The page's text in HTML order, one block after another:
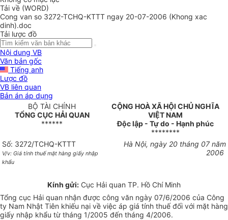
Tải về (WORD)
Cong van so 3272-TCHQ-KTTT ngay 20-07-2006 (Khong xac
dinh).doc
Tải lược đồ
Nội dung VB
Văn bản gốc
Tiếng anh
Lược đồ
VB liên quan
Bản án áp dụng
BỘ TÀI CHÍNH
TỔNG CỤC HẢI QUAN
******
CỘNG HOÀ XÃ HỘI CHỦ NGHĨA
VIỆT NAM
Độc lập - Tự do - Hạnh phúc
********
Số: 3272/TCHQ-KTTT
V/v: Giá tính thuế mặt hàng giấy nhập
khẩu
Hà Nội, ngày 20 tháng 07 năm
2006
Kính gửi: Cục Hải quan TP. Hồ Chí Minh
Tổng cục Hải quan nhận được công văn ngày 07/6/2006 của Công
ty Nam Nhật Tiên khiếu nại về việc áp giá tính thuế đối với mặt hàng
giấy nhập khẩu từ tháng 1/2005 đến tháng 4/2006.